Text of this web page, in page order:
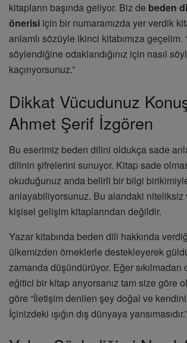
kitapların başında geliyor. Biz de beden
önerisi için bir numaramızda yer verdik
anlamlı sözüyle ikinci kitabımıza geçelim.
söylendiğine odaklandığınız için nasıl
kaçırıyorsunuz.”
Dikkat Vücudunuz
Ahmet Şerif İzgören
Bu eserimiz beden dilini oldukça sade
dilinin şifrelerini sunuyor. Kitap sade
okuduğunuz anda belirli bir bilgi birikimiyle
anlayabiliyorsunuz. Bu alandaki niteliksiz
kişisel gelişim kitaplarından değildir.
Yazar kitabında beden dili hakkında
ülkemizden örneklerle destekleyerek
zamanda düşündürüyor. Eğer sıkılmadan
eğitici bir kitap arıyorsanız tam size göre
göre “İletişim denilen şey doğal ve
İçinizdeki ışığın dış dünyaya yansımasıdır.”